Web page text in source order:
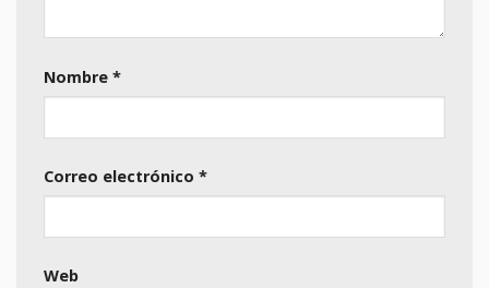
Nombre *
Correo electrónico *
Web